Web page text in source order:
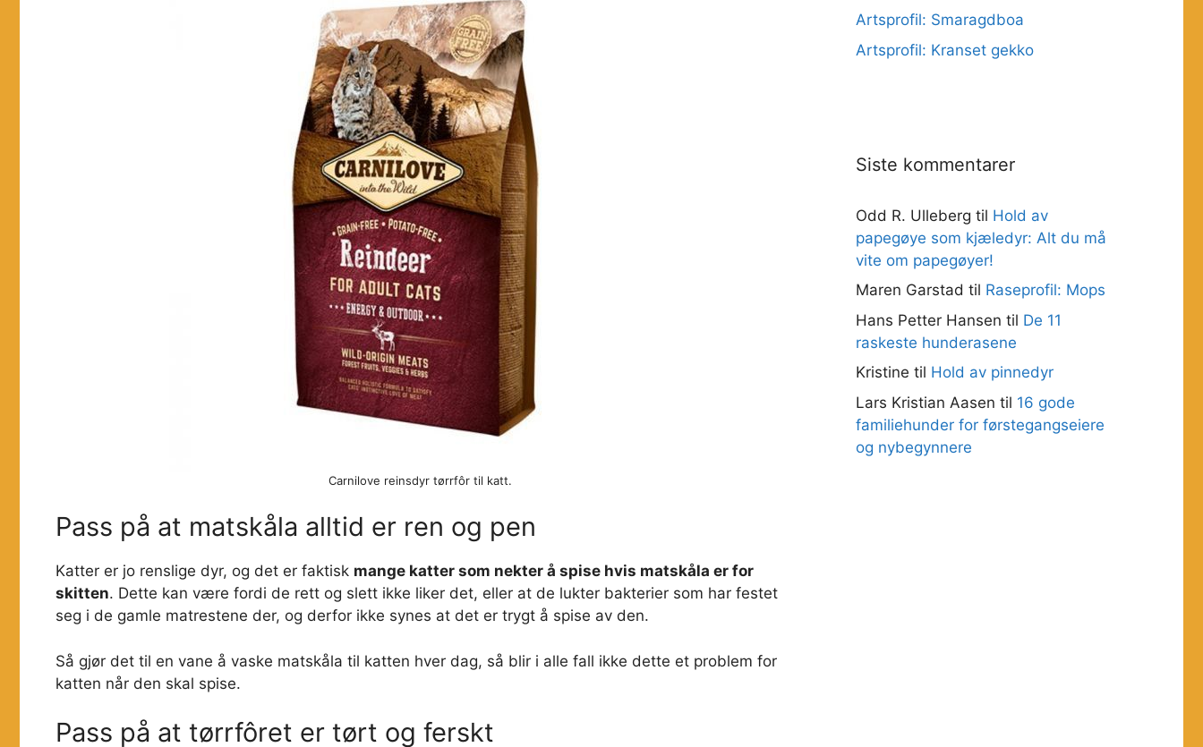
Carnilove reinsdyr tørrfôr til katt.
Pass på at matskåla alltid er ren og pen
Katter er jo renslige dyr, og det er faktisk mange katter som nekter å spise hvis matskåla er for
skitten. Dette kan være fordi de rett og slett ikke liker det, eller at de lukter bakterier som har festet
seg i de gamle matrestene der, og derfor ikke synes at det er trygt å spise av den.
Så gjør det til en vane å vaske matskåla til katten hver dag, så blir i alle fall ikke dette et problem for
katten når den skal spise.
Pass på at tørrfôret er tørt og ferskt
Artsprofil: Smaragdboa
Artsprofil: Kranset gekko
Siste kommentarer
Odd R. Ulleberg til Hold av
papegøye som kjæledyr: Alt du må
vite om papegøyer!
Maren Garstad til Raseprofil: Mops
Hans Petter Hansen til De 11
raskeste hunderasene
Kristine til Hold av pinnedyr
Lars Kristian Aasen til 16 gode
familiehunder for førstegangseiere
og nybegynnere